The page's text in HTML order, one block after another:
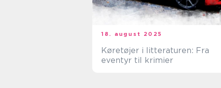
18. august 2025
Køretøjer i litteraturen: Fra
eventyr til krimier